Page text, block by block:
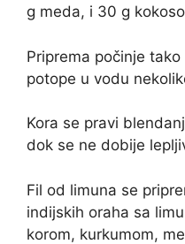
g meda, i 30 g
Priprema počinje
potope u vodu
Kora se pravi
dok se ne dobije
Fil od limuna se
indijskih oraha sa
korom, kurkumom,